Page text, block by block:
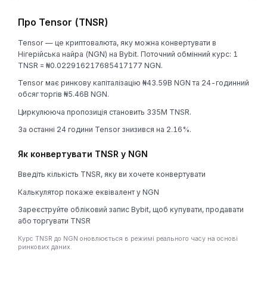
Про Tensor (TNSR)
Tensor — це криптовалюта, яку можна конвертувати в
Нігерійська найра (NGN) на Bybit. Поточний обмінний курс: 1
TNSR = ₦0.022916217685417177 NGN.
Tensor має ринкову капіталізацію ₦43.59B NGN та 24-годинний
обсяг торгів ₦5.46B NGN.
Циркулююча пропозиція становить 335M TNSR.
За останні 24 години Tensor знизився на 2.16%.
Як конвертувати TNSR у NGN
Введіть кількість TNSR, яку ви хочете конвертувати
Калькулятор покаже еквівалент у NGN
Зареєструйте обліковий запис Bybit, щоб купувати, продавати
або торгувати TNSR
Курс TNSR до NGN оновлюється в режимі реального часу на основі
ринкових даних.